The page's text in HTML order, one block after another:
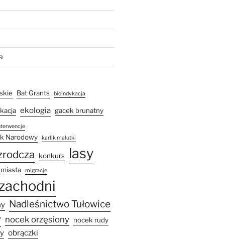
Bat Grants bioindykacja
ekologia gacek brunatny
Narodowy karlik malutki
konkurs lasy
miasta migracje
Nadleśnictwo Tułowice
nocek orzęsiony nocek rudy
obrączki